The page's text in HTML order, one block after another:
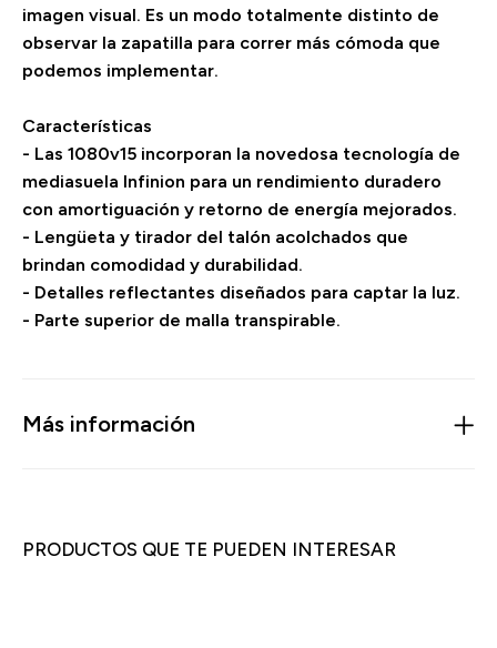
imagen visual. Es un modo totalmente distinto de
observar la zapatilla para correr más cómoda que
podemos implementar.
Características
- Las 1080v15 incorporan la novedosa tecnología de
mediasuela Infinion para un rendimiento duradero
con amortiguación y retorno de energía mejorados.
- Lengüeta y tirador del talón acolchados que
brindan comodidad y durabilidad.
- Detalles reflectantes diseñados para captar la luz.
- Parte superior de malla transpirable.
Más información
PRODUCTOS QUE TE PUEDEN INTERESAR